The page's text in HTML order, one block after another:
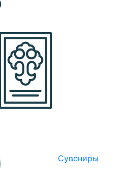
Сувениры